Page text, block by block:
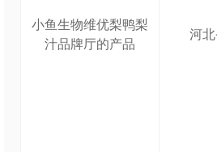
小鱼生物维优梨鸭梨
汁品牌厅的产品
河